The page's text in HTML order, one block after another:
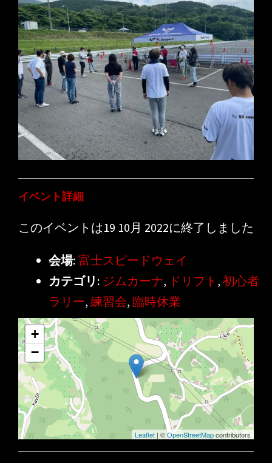
イベント詳細
このイベントは19 10月 2022に終了しました
会場: 富士スピードウェイ
カテゴリ: ジムカーナ, ドリフト , 初心者
ラリー, 練習会, 臨時休業
+
−
Leaflet | ©OpenStreetMapcontributors